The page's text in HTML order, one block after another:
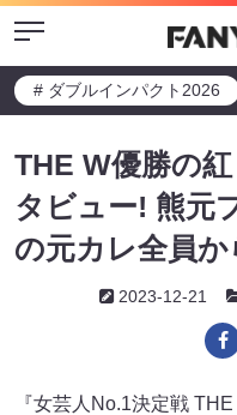
Menu
# ダブルインパクト2026
THE W優勝の
タビュー! 熊元
の元カレ全員か
2023-12-21
『女芸人No.1決定戦